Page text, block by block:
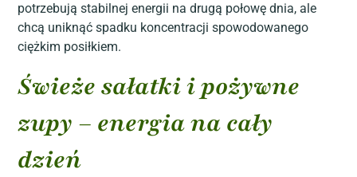
potrzebują stabilnej energii na drugą połowę dnia, ale
chcą uniknąć spadku koncentracji spowodowanego
ciężkim posiłkiem.
Świeże sałatki i pożywne
zupy – energia na cały
dzień